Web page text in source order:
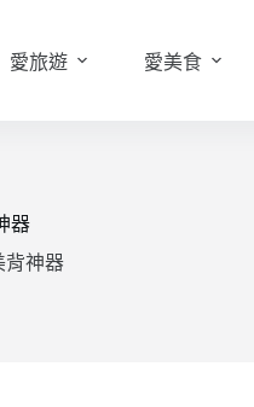
愛旅遊 愛美食
器
背神器